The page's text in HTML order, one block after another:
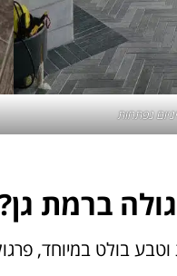
נפתחות
ברמת
בולט במיוחד,